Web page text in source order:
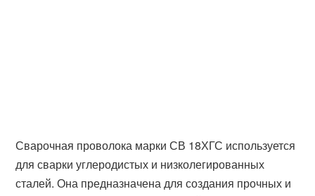
Сварочная проволока марки СВ 18ХГС используется
для сварки углеродистых и низколегированных
сталей. Она предназначена для создания прочных и